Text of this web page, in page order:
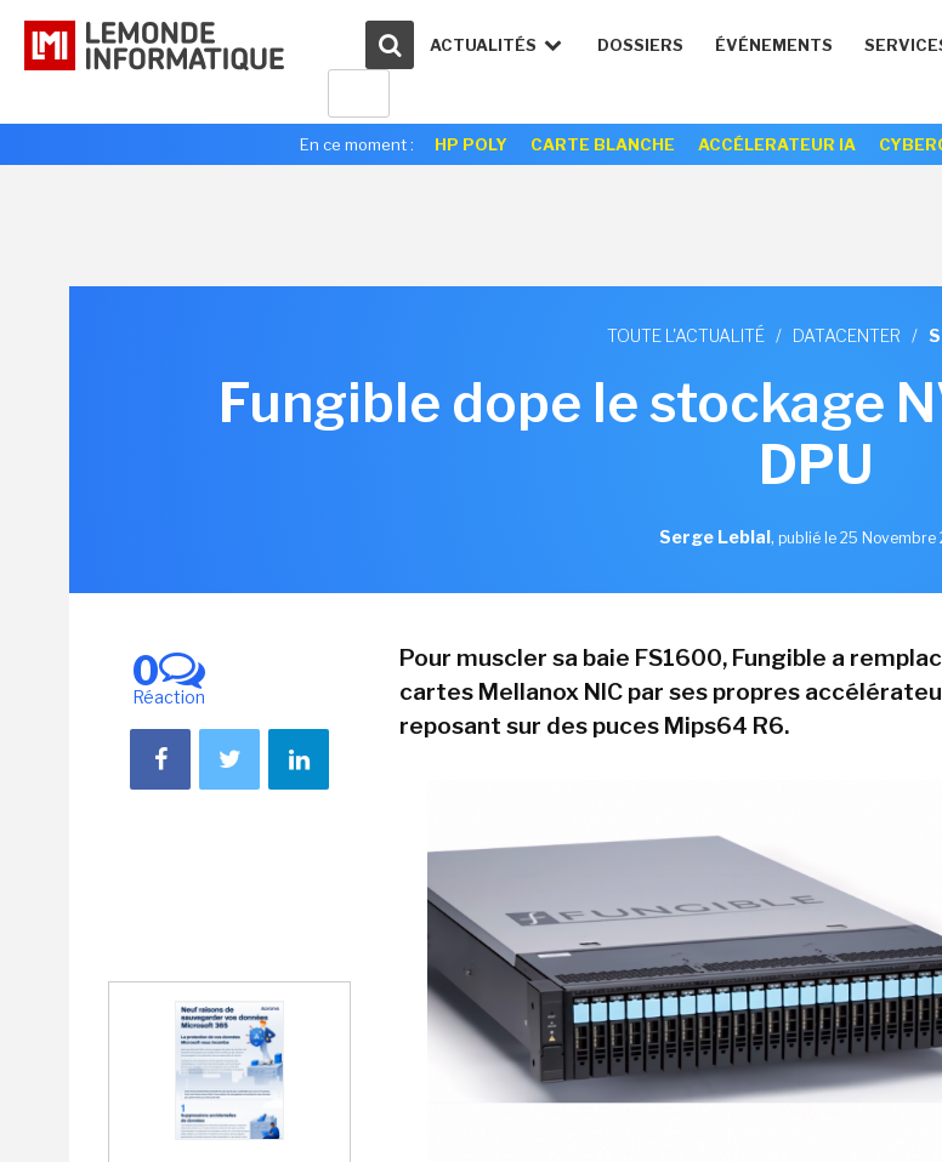
ACTUALITÉS DOSSIERS ÉVÉNEMENTS
En ce moment : HP POLY CARTE BLANCHE ACCÉLERATEUR IA
TOUTE L'ACTUALITÉ / DATACENTER /
Fungible dope le stockage
DPU
Serge Leblal, publié le 25 Novembre
0
Réaction
Pour muscler sa baie FS1600, Fungible a
cartes Mellanox NIC par ses propres
reposant sur des puces Mips64 R6.